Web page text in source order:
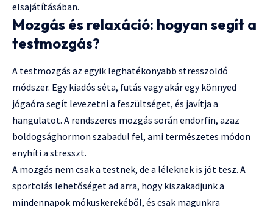
elsajátításában.
Mozgás és relaxáció: hogyan segít a
testmozgás?
A testmozgás az egyik leghatékonyabb stresszoldó
módszer. Egy kiadós séta, futás vagy akár egy könnyed
jógaóra segít levezetni a feszültséget, és javítja a
hangulatot. A rendszeres mozgás során endorfin, azaz
boldogsághormon szabadul fel, ami természetes módon
enyhíti a stresszt.
A mozgás nem csak a testnek, de a léleknek is jót tesz. A
sportolás lehetőséget ad arra, hogy kiszakadjunk a
mindennapok mókuskerekéből, és csak magunkra